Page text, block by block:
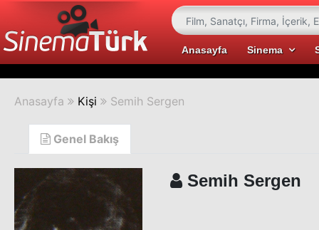
Anasayfa Sinema
Anasayfa Kişi Semih Sergen
Genel Bakış
Semih Sergen